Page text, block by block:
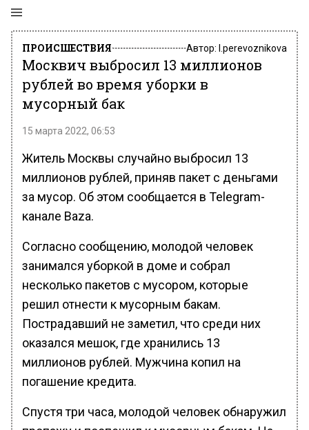
ПРОИСШЕСТВИЯ Автор: l.perevoznikova
Москвич выбросил 13 миллионов
рублей во время уборки в
мусорный бак
15 марта 2022, 06:53
Житель Москвы случайно выбросил 13
миллионов рублей, приняв пакет с деньгами
за мусор. Об этом сообщается в Telegram-
канале Baza.
Согласно сообщению, молодой человек
занимался уборкой в доме и собрал
несколько пакетов с мусором, которые
решил отнести к мусорным бакам.
Пострадавший не заметил, что среди них
оказался мешок, где хранились 13
миллионов рублей. Мужчина копил на
погашение кредита.
Спустя три часа, молодой человек обнаружил